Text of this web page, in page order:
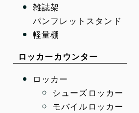
雑誌架
パンフレットスタンド
軽量棚
ロッカーカウンター
ロッカー
シューズロッカー
モバイルロッカー